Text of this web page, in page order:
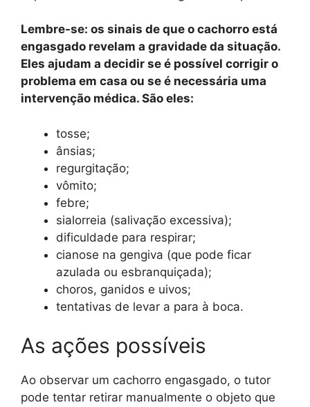
Lembre-se: os sinais de que o cachorro está
engasgado revelam a gravidade da situação.
Eles ajudam a decidir se é possível corrigir o
problema em casa ou se é necessária uma
intervenção médica. São eles:
tosse;
ânsias;
regurgitação;
vômito;
febre;
sialorreia (salivação excessiva);
dificuldade para respirar;
cianose na gengiva (que pode ficar
azulada ou esbranquiçada);
choros, ganidos e uivos;
tentativas de levar a para à boca.
As ações possíveis
Ao observar um cachorro engasgado, o tutor
pode tentar retirar manualmente o objeto que